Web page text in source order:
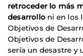
retroceder lo más
desarrollo ni en los
Objetivos de
Objetivos de
sería un desastre y